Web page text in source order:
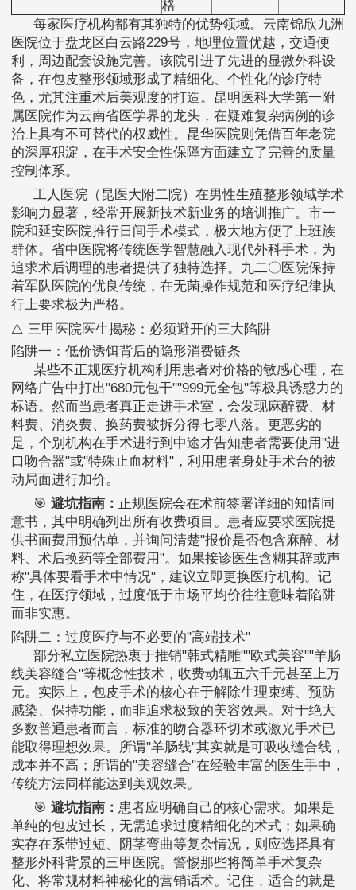
格
每家医疗机构都有其独特的优势领域。云南锦欣九洲
医院位于盘龙区白云路229号，地理位置优越，交通便
利，周边配套设施完善。该院引进了先进的显微外科设
备，在包皮整形领域形成了精细化、个性化的诊疗特
色，尤其注重术后美观度的打造。昆明医科大学第一附
属医院作为云南省医学界的龙头，在疑难复杂病例的诊
治上具有不可替代的权威性。昆华医院则凭借百年老院
的深厚积淀，在手术安全性保障方面建立了完善的质量
控制体系。
工人医院（昆医大附二院）在男性生殖整形领域学术
影响力显著，经常开展新技术新业务的培训推广。市一
院和延安医院推行日间手术模式，极大地方便了上班族
群体。省中医院将传统医学智慧融入现代外科手术，为
追求术后调理的患者提供了独特选择。九二〇医院保持
着军队医院的优良传统，在无菌操作规范和医疗纪律执
行上要求极为严格。
⚠️ 三甲医院医生揭秘：必须避开的三大陷阱
陷阱一：低价诱饵背后的隐形消费链条
某些不正规医疗机构利用患者对价格的敏感心理，在
网络广告中打出"680元包干""999元全包"等极具诱惑力的
标语。然而当患者真正走进手术室，会发现麻醉费、材
料费、消炎费、换药费被拆分得七零八落。更恶劣的
是，个别机构在手术进行到中途才告知患者需要使用"进
口吻合器"或"特殊止血材料"，利用患者身处手术台的被
动局面进行加价。
🎯 避坑指南： 正规医院会在术前签署详细的知情同
意书，其中明确列出所有收费项目。患者应要求医院提
供书面费用预估单，并询问清楚"报价是否包含麻醉、材
料、术后换药等全部费用"。如果接诊医生含糊其辞或声
称"具体要看手术中情况"，建议立即更换医疗机构。记
住，在医疗领域，过度低于市场平均价往往意味着陷阱
而非实惠。
陷阱二：过度医疗与不必要的"高端技术"
部分私立医院热衷于推销"韩式精雕""欧式美容""羊肠
线美容缝合"等概念性技术，收费动辄五六千元甚至上万
元。实际上，包皮手术的核心在于解除生理束缚、预防
感染、保持功能，而非追求极致的美容效果。对于绝大
多数普通患者而言，标准的吻合器环切术或激光手术已
能取得理想效果。所谓"羊肠线"其实就是可吸收缝合线，
成本并不高；所谓的"美容缝合"在经验丰富的医生手中，
传统方法同样能达到美观效果。
🎯 避坑指南： 患者应明确自己的核心需求。如果是
单纯的包皮过长，无需追求过度精细化的术式；如果确
实存在系带过短、阴茎弯曲等复杂情况，则应选择具有
整形外科背景的三甲医院。警惕那些将简单手术复杂
化、将常规材料神秘化的营销话术。记住，适合的就是